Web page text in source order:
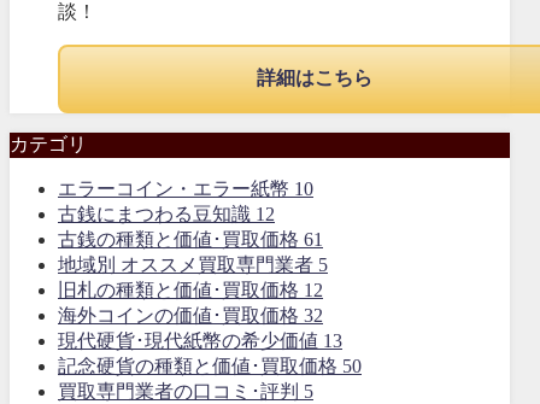
談！
詳細はこちら
カテゴリ
エラーコイン・エラー紙幣 10
古銭にまつわる豆知識 12
古銭の種類と価値･買取価格 61
地域別 オススメ買取専門業者 5
旧札の種類と価値･買取価格 12
海外コインの価値･買取価格 32
現代硬貨･現代紙幣の希少価値 13
記念硬貨の種類と価値･買取価格 50
買取専門業者の口コミ･評判 5